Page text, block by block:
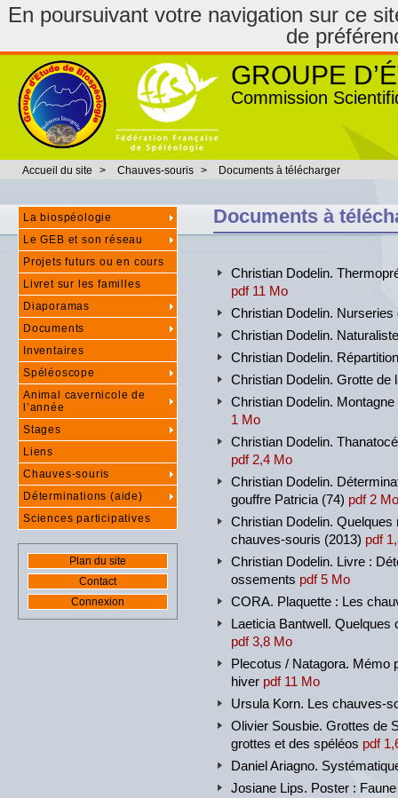
En poursuivant votre navigation sur ce
de
GROUPE
Commission
Accueil du site > Chauves-souris > Documents à télécharger
Documents à
Christian Dodelin.
pdf 11 Mo
Christian Dodelin.
Christian Dodelin.
Christian Dodelin.
Christian Dodelin. Grotte de
Christian Dodelin.
1 Mo
Christian Dodelin.
pdf 2,4 Mo
Christian Dodelin.
gouffre Patricia (74) pdf 2 Mo
Christian Dodelin.
chauves-souris (2013) pdf
Christian Dodelin. Livre :
ossements pdf 5 Mo
CORA. Plaquette : Les
Laeticia Bantwell.
pdf 3,8 Mo
Plecotus / Natagora. Mémo
hiver pdf 11 Mo
Ursula Korn. Les chauves-
Olivier Sousbie. Grottes de
grottes et des spéléos pdf
Daniel Ariagno.
Josiane Lips. Poster :
La biospéologie
Le GEB et son réseau
Projets futurs ou en cours
Livret sur les familles
Diaporamas
Documents
Inventaires
Spéléoscope
Animal cavernicole de
l’année
Stages
Liens
Chauves-souris
Déterminations (aide)
Sciences participatives
Plan du site
Contact
Connexion